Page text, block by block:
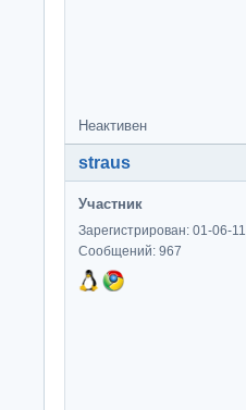
Неактивен
straus
Участник
Зарегистрирован: 01-06-11
Сообщений: 967